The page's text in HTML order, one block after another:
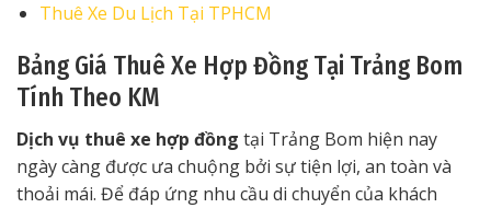
Thuê Xe Du Lịch Tại TPHCM
Bảng Giá Thuê Xe Hợp Đồng Tại Trảng Bom
Tính Theo KM
Dịch vụ thuê xe hợp đồng tại Trảng Bom hiện nay
ngày càng được ưa chuộng bởi sự tiện lợi, an toàn và
thoải mái. Để đáp ứng nhu cầu di chuyển của khách